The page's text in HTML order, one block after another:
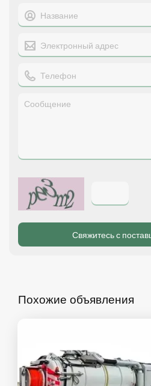
Похожие объявления